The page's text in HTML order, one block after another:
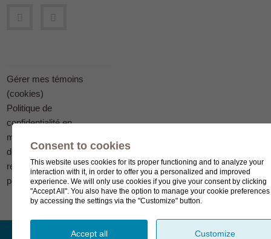
Gérer mes témoins
(cookies)
Politique de
confidentialité en
matière
de protection des
renseignements
personnels
Consent to cookies
This website uses cookies for its proper functioning and to analyze your
interaction with it, in order to offer you a personalized and improved
experience. We will only use cookies if you give your consent by clicking
"Accept All". You also have the option to manage your cookie preferences
by accessing the settings via the "Customize" button.
Accept all Customize